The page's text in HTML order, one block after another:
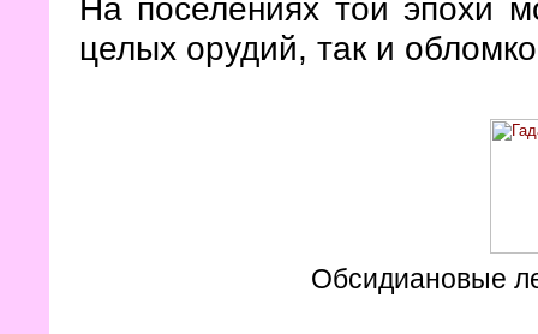
На поселениях той эпохи
целых орудий, так и
Обсидиановые